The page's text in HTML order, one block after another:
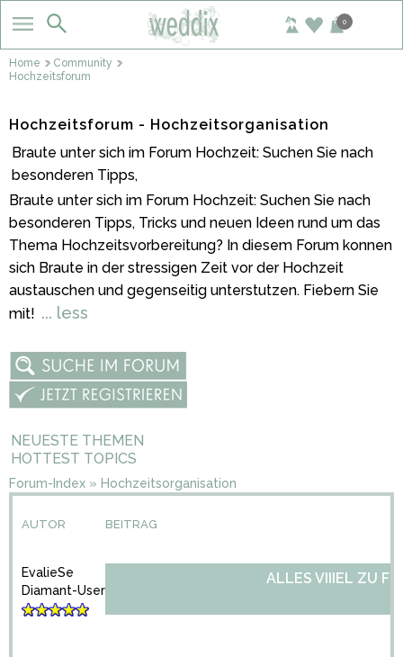
0
Home
Community
Hochzeitsforum
Hochzeitsforum - Hochzeitsorganisation
Braute unter sich im Forum Hochzeit: Suchen Sie nach
besonderen Tipps,
Braute unter sich im Forum Hochzeit: Suchen Sie nach
besonderen Tipps, Tricks und neuen Ideen rund um das
Thema Hochzeitsvorbereitung? In diesem Forum konnen
sich Braute in der stressigen Zeit vor der Hochzeit
austauschen und gegenseitig unterstutzen. Fiebern Sie
mit! ... less
NEUESTE THEMEN
HOTTEST TOPICS
Forum-Index » Hochzeitsorganisation
AUTOR BEITRAG
EvalieSe
Diamant-User
ALLES VIIIEL ZU